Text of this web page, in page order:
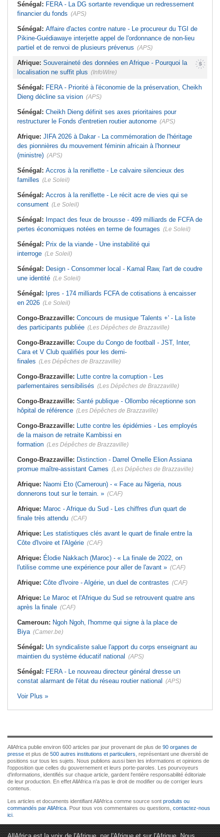
Sénégal: FERA - La DG sortante revendique un redressement
financier du fonds (APS)
Sénégal: Affaire d'actes contre nature - Le procureur du TGI de
Pikine-Guédiawaye interjette appel de l'ordonnance de non-lieu
partiel et de renvoi de plusieurs prévenus (APS)
Afrique: Souveraineté des données en Afrique - Pourquoi la
localisation ne suffit plus (InfoWire)
Sénégal: FERA - Priorité à l'économie de la préservation, Cheikh
Dieng décline sa vision (APS)
Sénégal: Cheikh Dieng définit ses axes prioritaires pour
restructurer le Fonds d'entretien routier autonome (APS)
Afrique: JIFA 2026 à Dakar - La commémoration de l'héritage
des pionnières du mouvement féminin africain à l'honneur
(ministre) (APS)
Sénégal: Accros à la reniflette - Le calvaire silencieux des
familles (Le Soleil)
Sénégal: Accros à la reniflette - Le récit acre de vies qui se
consument (Le Soleil)
Sénégal: Impact des feux de brousse - 499 milliards de FCFA de
pertes économiques notées en terme de fourrages (Le Soleil)
Sénégal: Prix de la viande - Une instabilité qui
interroge (Le Soleil)
Sénégal: Design - Consommer local - Kamal Raw, l'art de coudre
une identité (Le Soleil)
Sénégal: Ipres - 174 milliards FCFA de cotisations à encaisser
en 2026 (Le Soleil)
Congo-Brazzaville: Concours de musique 'Talents +' - La liste
des participants publiée (Les Dépêches de Brazzaville)
Congo-Brazzaville: Coupe du Congo de football - JST, Inter,
Cara et V Club qualifiés pour les demi-
finales (Les Dépêches de Brazzaville)
Congo-Brazzaville: Lutte contre la corruption - Les
parlementaires sensibilisés (Les Dépêches de Brazzaville)
Congo-Brazzaville: Santé publique - Ollombo réceptionne son
hôpital de référence (Les Dépêches de Brazzaville)
Congo-Brazzaville: Lutte contre les épidémies - Les employés
de la maison de retraite Kambissi en
formation (Les Dépêches de Brazzaville)
Congo-Brazzaville: Distinction - Darrel Ornelle Elion Assiana
promue maître-assistant Cames (Les Dépêches de Brazzaville)
Afrique: Naomi Eto (Cameroun) - « Face au Nigeria, nous
donnerons tout sur le terrain. » (CAF)
Afrique: Maroc - Afrique du Sud - Les chiffres d'un quart de
finale très attendu (CAF)
Afrique: Les statistiques clés avant le quart de finale entre la
Côte d'Ivoire et l'Algérie (CAF)
Afrique: Élodie Nakkach (Maroc) - « La finale de 2022, on
l'utilise comme une expérience pour aller de l'avant » (CAF)
Afrique: Côte d'Ivoire - Algérie, un duel de contrastes (CAF)
Afrique: Le Maroc et l'Afrique du Sud se retrouvent quatre ans
après la finale (CAF)
Cameroun: Ngoh Ngoh, l'homme qui signe à la place de
Biya (Camer.be)
Sénégal: Un syndicaliste salue l'apport du corps enseignant au
maintien du système éducatif national (APS)
Sénégal: FERA - Le nouveau directeur général dresse un
constat alarmant de l'état du réseau routier national (APS)
Voir Plus »
AllAfrica publie environ 600 articles par jour provenant de plus de 90 organes de
presse et plus de 500 autres institutions et particuliers , représentant une diversité de
positions sur tous les sujets. Nous publions aussi bien les informations et opinions de
l'opposition que celles du gouvernement et leurs porte-paroles. Les pourvoyeurs
d'informations, identifiés sur chaque article, gardent l'entière responsabilité éditoriale
de leur production. En effet AllAfrica n'a pas le droit de modifier ou de corriger leurs
contenus.
Les articles et documents identifiant AllAfrica comme source sont produits ou
commandés par AllAfrica . Pour tous vos commentaires ou questions, contactez-nous
ici